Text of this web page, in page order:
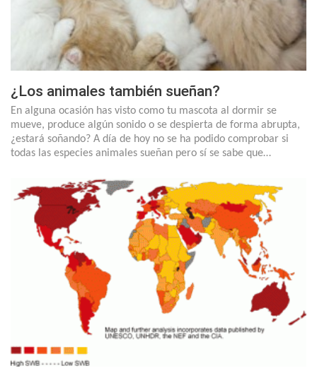
¿Los animales también sueñan?
En alguna ocasión has visto como tu mascota al dormir se
mueve, produce algún sonido o se despierta de forma abrupta,
¿estará soñando? A día de hoy no se ha podido comprobar si
todas las especies animales sueñan pero sí se sabe que…